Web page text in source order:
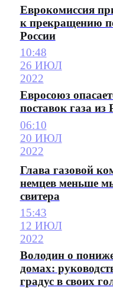
Еврокомиссия
к прекращению
России
10:48
26 ИЮЛ
2022
Евросоюз
поставок газа из
06:10
20 ИЮЛ
2022
Глава газовой
немцев меньше
свитера
15:43
12 ИЮЛ
2022
Володин о
домах:
градус в своих